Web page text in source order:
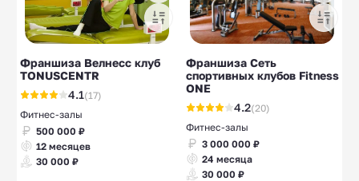
Пластиковые карты 8 Тепличный бизнес 10
Печать и штампы 10
Франшиза Велнесс клуб
TONUSCENTR
4.1(17)
Фитнес-залы
500 000 ₽
12 месяцев
30 000 ₽
Франшиза Сеть
спортивных клубов Fitness
ONE
4.2(20)
Фитнес-залы
3 000 000 ₽
24 месяца
30 000 ₽